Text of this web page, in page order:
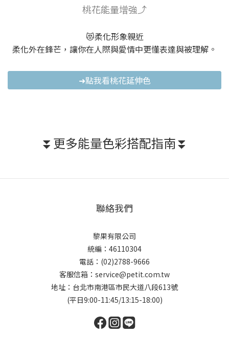
桃花能量增強⤴️
😻柔化形象親近
柔化外在鋒芒，讓你在人際與愛情中更懂表達與被理解。
➜點我看桃花延伸色
⏬更多能量色彩搭配指南⏬
聯絡我們
黎果有限公司
統編：46110304
電話：(02)2788-9666
客服信箱：service@petit.com.tw
地址：台北市南港區市民大道八段613號
(平日9:00-11:45/13:15-18:00)